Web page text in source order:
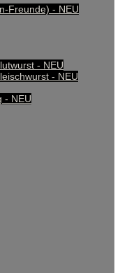
Freunde) - NEU
- NEU
- NEU
- NEU